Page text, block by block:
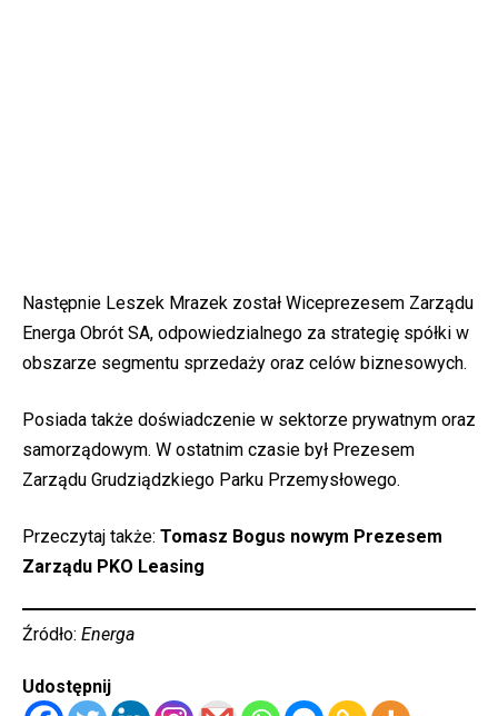
Następnie Leszek Mrazek został Wiceprezesem Zarządu
Energa Obrót SA, odpowiedzialnego za strategię spółki w
obszarze segmentu sprzedaży oraz celów biznesowych.
Posiada także doświadczenie w sektorze prywatnym oraz
samorządowym. W ostatnim czasie był Prezesem
Zarządu Grudziądzkiego Parku Przemysłowego.
Przeczytaj także: Tomasz Bogus nowym Prezesem
Zarządu PKO Leasing
Źródło: Energa
Udostępnij